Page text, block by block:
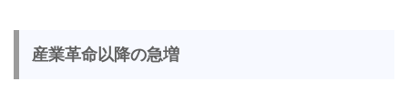
産業革命以降の急増